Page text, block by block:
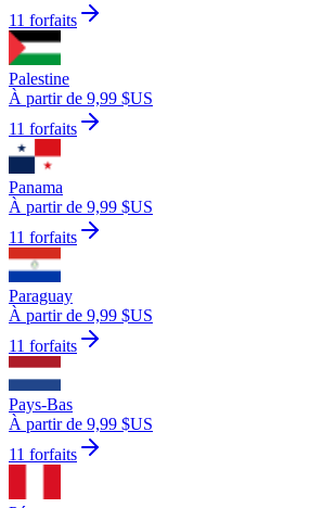
11 forfaits
Palestine
À partir de 9,99 $US
11 forfaits
Panama
À partir de 9,99 $US
11 forfaits
Paraguay
À partir de 9,99 $US
11 forfaits
Pays-Bas
À partir de 9,99 $US
11 forfaits